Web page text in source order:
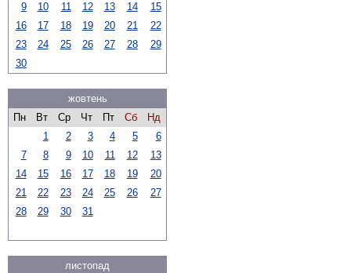
9
10 11 12 13 14
15
16
17 18 19 20 21
22
23
24 25 26 27 28
29
30
жовтень
Пн
Вт Ср Чт Пт Сб
Нд
1
2 3 4 5
6
7
8 9 10 11 12
13
14
15 16 17 18 19
20
21
22 23 24 25 26
27
28
29 30 31
листопад